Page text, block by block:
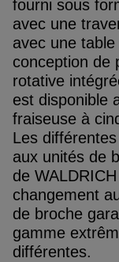
fourni sous
avec une
avec une
conception de
rotative
est disponible
fraiseuse à
Les
aux unités de
de
changement
de broche
gamme
différentes.